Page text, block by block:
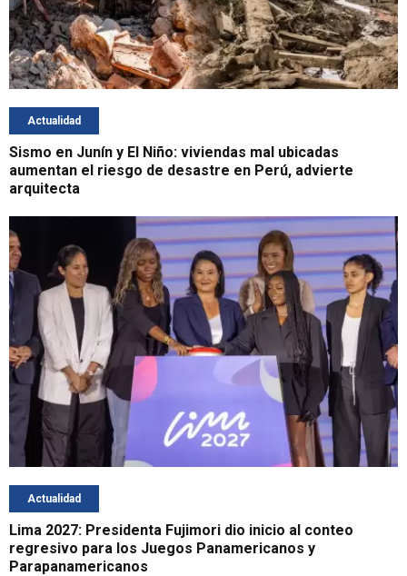
Actualidad
Sismo en Junín y El Niño: viviendas mal ubicadas
aumentan el riesgo de desastre en Perú, advierte
arquitecta
Actualidad
Lima 2027: Presidenta Fujimori dio inicio al conteo
regresivo para los Juegos Panamericanos y
Parapanamericanos